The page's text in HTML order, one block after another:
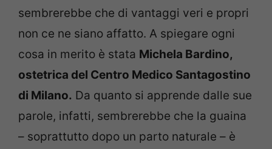
sembrerebbe che di vantaggi veri e propri
non ce ne siano affatto. A spiegare ogni
cosa in merito è stata Michela Bardino,
ostetrica del Centro Medico Santagostino
di Milano. Da quanto si apprende dalle sue
parole, infatti, sembrerebbe che la guaina
– soprattutto dopo un parto naturale – è